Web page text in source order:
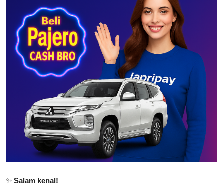
Cryptocurrency
Tambang
Fashion dan Gaya Hidup
Industri Perhotelan dan Pariwisata
Berita Viral
Inovasi Transportasi dan Mobilitas
Pendidikan dan Pengembangan Karir
✨ Salam kenal!